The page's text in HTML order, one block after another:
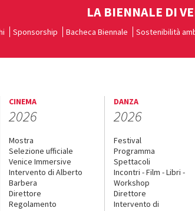
LA BIENNALE DI
Sponsorship Bacheca Biennale Sostenibilità
CINEMA
2026
Mostra
Selezione ufficiale
Venice Immersive
Intervento di Alberto
Barbera
Direttore
Regolamento
DANZA
2026
Festival
Programma
Spettacoli
Incontri - Film - Libri -
Workshop
Direttore
Intervento di